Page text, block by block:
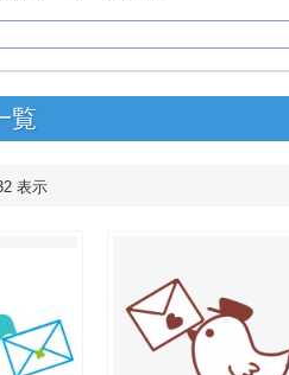
覧
表示